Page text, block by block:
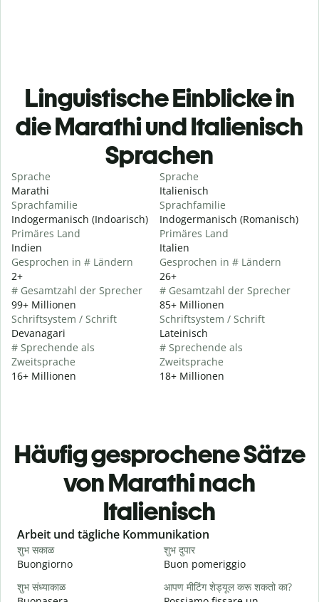
Linguistische Einblicke in
die Marathi und Italienisch
Sprachen
Sprache
Marathi
Sprachfamilie
Indogermanisch (Indoarisch)
Primäres Land
Indien
Gesprochen in # Ländern
2+
# Gesamtzahl der Sprecher
99+ Millionen
Schriftsystem / Schrift
Devanagari
# Sprechende als
Zweitsprache
16+ Millionen
Sprache
Italienisch
Sprachfamilie
Indogermanisch (Romanisch)
Primäres Land
Italien
Gesprochen in # Ländern
26+
# Gesamtzahl der Sprecher
85+ Millionen
Schriftsystem / Schrift
Lateinisch
# Sprechende als
Zweitsprache
18+ Millionen
Häufig gesprochene Sätze
von Marathi nach
Italienisch
Slide 1 of 6
Arbeit und tägliche Kommunikation
शुभ सकाळ
Buongiorno
शुभ दुपार
Buon pomeriggio
शुभ संध्याकाळ
आपण मीटिंग शेड्यूल करू शकतो का?